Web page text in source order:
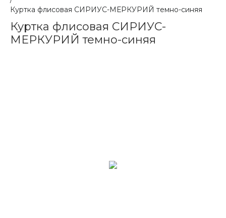
Куртка флисовая СИРИУС-МЕРКУРИЙ темно-синяя
Куртка флисовая СИРИУС-
МЕРКУРИЙ темно-синяя